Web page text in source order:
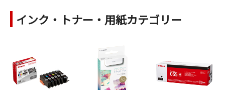
インク・トナー・用紙カテゴリー